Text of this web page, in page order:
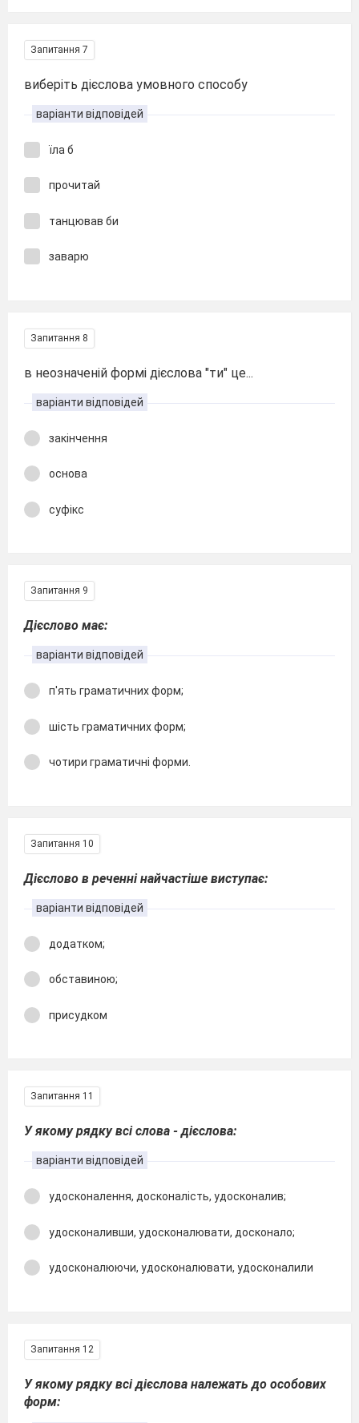
Запитання 7
виберіть дієслова умовного способу
варіанти відповідей
їла б
прочитай
танцював би
заварю
Запитання 8
в неозначеній формі дієслова "ти" це...
варіанти відповідей
закінчення
основа
суфікс
Запитання 9
Дієслово має:
варіанти відповідей
п′ять граматичних форм;
шість граматичних форм;
чотири граматичні форми.
Запитання 10
Дієслово в реченні найчастіше виступає:
варіанти відповідей
додатком;
обставиною;
присудком
Запитання 11
У якому рядку всі слова - дієслова:
варіанти відповідей
удосконалення, досконалість, удосконалив;
удосконаливши, удосконалювати, досконало;
удосконалюючи, удосконалювати, удосконалили
Запитання 12
У якому рядку всі дієслова належать до особових
форм: